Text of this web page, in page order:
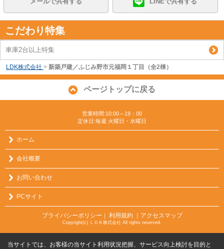
こだわり特集
車庫2台以上特集
LDK株式会社 > 新築戸建／ふじみ野市元福岡１丁目（全2棟）
ページトップに戻る
営業時間:10:00～19：00
定休日:毎週 火曜日・水曜日
ホーム
会社概要
お問い合わせ
PCサイト
プライバシーポリシー ｜ 利用規約 ｜アクセスマップ
Copyright(c) ＬＤＫ株式会社 All rights reserved.
当サイトでは、お客様の当サイト利用状況把握、サービス向上検討を目的と